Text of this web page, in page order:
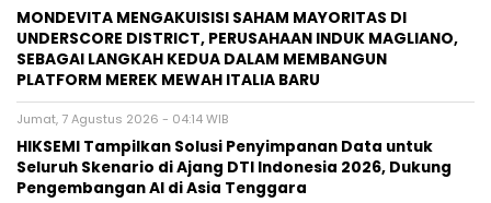
MONDEVITA MENGAKUISISI SAHAM MAYORITAS DI
UNDERSCORE DISTRICT, PERUSAHAAN INDUK MAGLIANO,
SEBAGAI LANGKAH KEDUA DALAM MEMBANGUN
PLATFORM MEREK MEWAH ITALIA BARU
Jumat, 7 Agustus 2026 - 04:14 WIB
HIKSEMI Tampilkan Solusi Penyimpanan Data untuk
Seluruh Skenario di Ajang DTI Indonesia 2026, Dukung
Pengembangan AI di Asia Tenggara